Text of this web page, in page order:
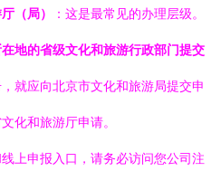
（局） ：这是最常见的办理层级。
地的省级文化和旅游行政部门提交
就应向北京市文化和旅游局提交申
化和旅游厅申请。
线上申报入口，请务必访问您公司注